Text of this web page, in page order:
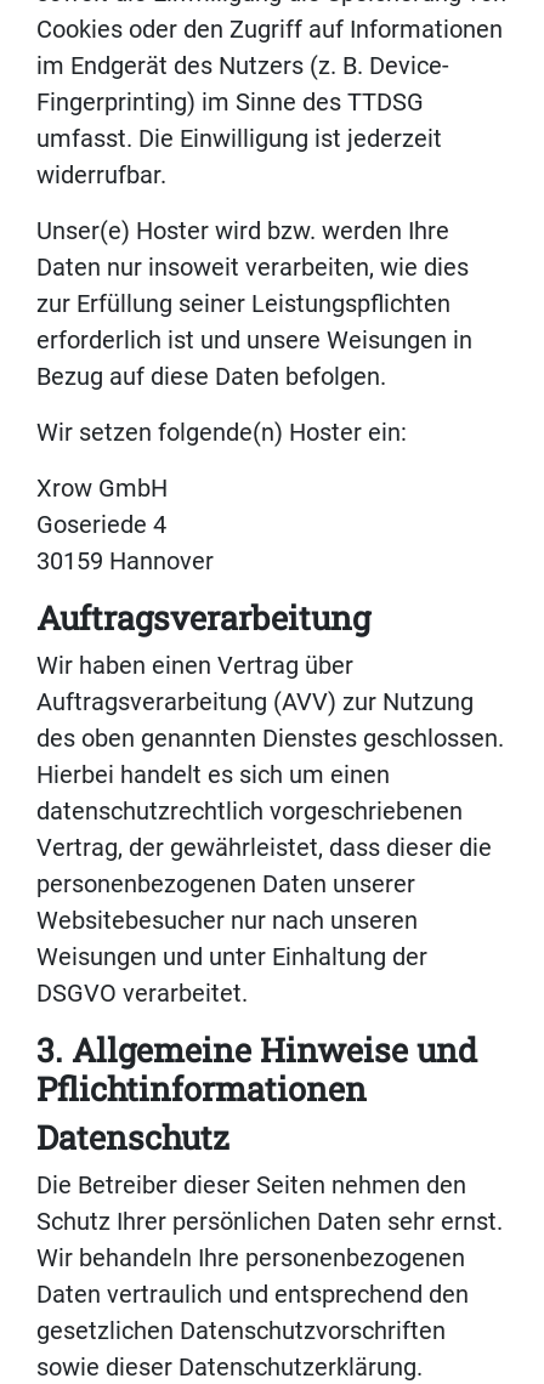
Cookies oder den Zugriff auf Informationen
im Endgerät des Nutzers (z. B. Device-
Fingerprinting) im Sinne des TTDSG
umfasst. Die Einwilligung ist jederzeit
widerrufbar.
Unser(e) Hoster wird bzw. werden Ihre
Daten nur insoweit verarbeiten, wie dies
zur Erfüllung seiner Leistungspflichten
erforderlich ist und unsere Weisungen in
Bezug auf diese Daten befolgen.
Wir setzen folgende(n) Hoster ein:
Xrow GmbH
Goseriede 4
30159 Hannover
Auftragsverarbeitung
Wir haben einen Vertrag über
Auftragsverarbeitung (AVV) zur Nutzung
des oben genannten Dienstes geschlossen.
Hierbei handelt es sich um einen
datenschutzrechtlich vorgeschriebenen
Vertrag, der gewährleistet, dass dieser die
personenbezogenen Daten unserer
Websitebesucher nur nach unseren
Weisungen und unter Einhaltung der
DSGVO verarbeitet.
3. Allgemeine Hinweise und
Pflicht­informationen
Datenschutz
Die Betreiber dieser Seiten nehmen den
Schutz Ihrer persönlichen Daten sehr ernst.
Wir behandeln Ihre personenbezogenen
Daten vertraulich und entsprechend den
gesetzlichen Datenschutzvorschriften
sowie dieser Datenschutzerklärung.